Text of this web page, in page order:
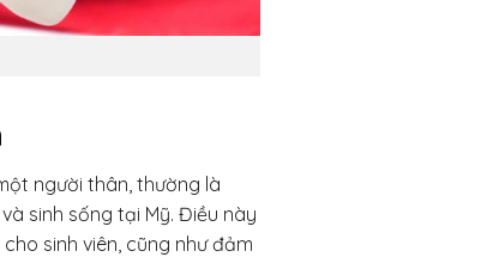
người thân, thường là
sinh sống tại Mỹ. Điều này
sinh viên, cũng như đảm